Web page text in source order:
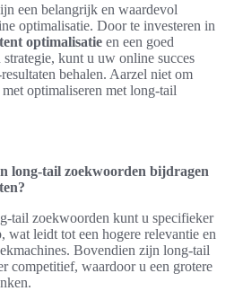
een belangrijk en waardevol
optimalisatie. Door te investeren in
optimalisatie en een goed
kunt u uw online succes
behalen. Aarzel niet om
optimaliseren met long-tail
long-tail zoekwoorden bijdragen
tail zoekwoorden kunt u specifieker
wat leidt tot een hogere relevantie en
Bovendien zijn long-tail
competitief, waardoor u een grotere